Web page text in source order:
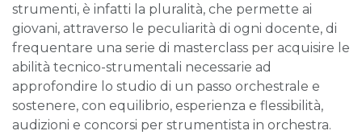
strumenti, è infatti la pluralità, che permette ai
giovani, attraverso le peculiarità di ogni docente, di
frequentare una serie di masterclass per acquisire le
abilità tecnico-strumentali necessarie ad
approfondire lo studio di un passo orchestrale e
sostenere, con equilibrio, esperienza e flessibilità,
audizioni e concorsi per strumentista in orchestra.